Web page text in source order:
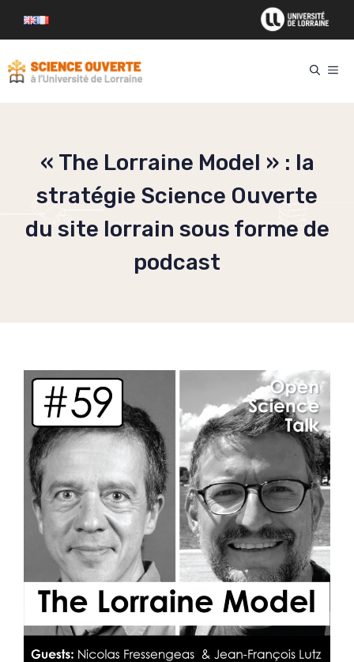
« The Lorraine Model » : la
stratégie Science Ouverte
du site lorrain sous forme de
podcast